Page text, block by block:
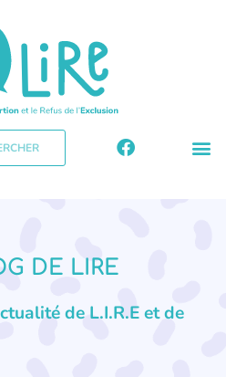
DE LIRE
de L.I.R.E et de